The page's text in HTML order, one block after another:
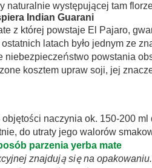
naturalnie występującej tam
Indian Guarani
z której powstaje El Pajaro,
latach było jednym ze
niebezpieczeństwo powstania
kosztem upraw soji, jej
naczynia ok. 150-200
do utraty jego walorów
parzenia yerba mate
znajdują się na opakowaniu.